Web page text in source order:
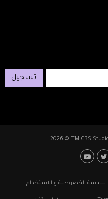
تسجيل
2026 © TM CBS
سياسة الخصوصية و الاستخدام